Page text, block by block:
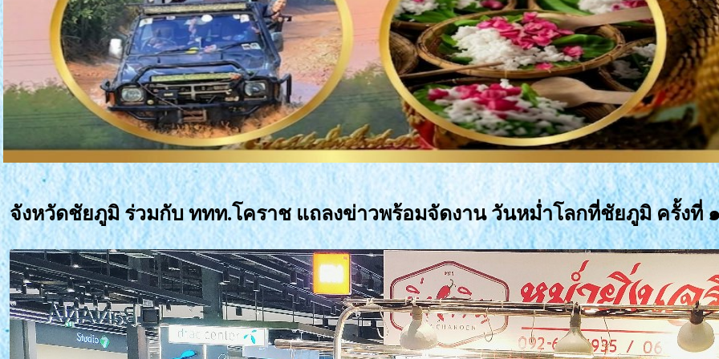
จังหวัดชัยภูมิ ร่วมกับ ททท.โคราช แถลงข่าวพร้อมจัดงาน วันหม่ำโลกที่ชัยภูมิ ครั้งที่